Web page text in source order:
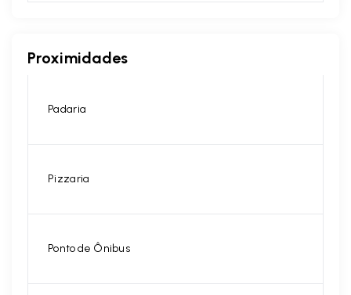
Proximidades
Padaria
Pizzaria
Ponto de Ônibus